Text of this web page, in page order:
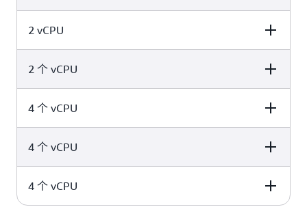
3GB
Memory values
4GB
2 vCPU
Memory values
4GB
2 个 vCPU
Memory values
6GB
4 个 vCPU
Memory values
8GB
4 个 vCPU
Memory values
4 个 vCPU